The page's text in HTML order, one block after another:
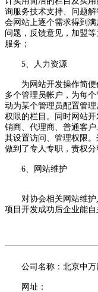
询服务技术支持、问题
会网站上逐个需求得到
问题，反馈意见，加盟
服务；
5、人力资源
为网站开发操作简便
多个管理员帐户，为每
动为某个管理员配置管
权限的栏目。同时网站
销商、代理商、普通客
其设置访问、管理权限
做到了专人专职，责权分
6、网站维护
对协会相关网站维护
项目开发成功后企业能自
公司名称：北京中万
网址：